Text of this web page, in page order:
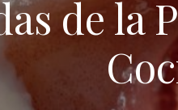
de la